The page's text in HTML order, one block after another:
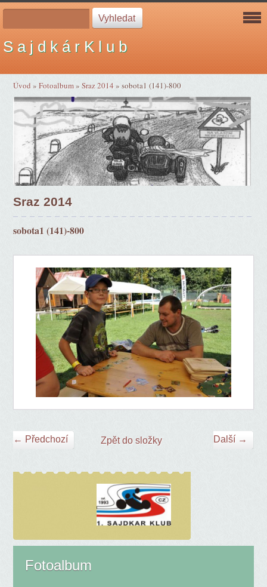
S a j d k á r K l u b
Úvod »Fotoalbum»Sraz 2014»sobota1 (141)-800
Sraz 2014
sobota1 (141)-800
← Předchozí Další →
Zpět do složky
Fotoalbum